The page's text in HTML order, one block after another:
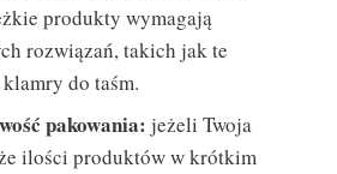
produkty wymagają
rozwiązań, takich jak te
do taśm.
pakowania: jeżeli Twoja
ilości produktów w krótkim